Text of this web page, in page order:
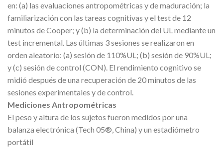
en: (a) las evaluaciones antropométricas y de maduración; la
familiarización con las tareas cognitivas y el test de 12
minutos de Cooper; y (b) la determinación del UL mediante un
test incremental. Las últimas 3 sesiones se realizaron en
orden aleatorio: (a) sesión de 110%UL; (b) sesión de 90%UL;
y (c) sesión de control (CON). El rendimiento cognitivo se
midió después de una recuperación de 20 minutos de las
sesiones experimentales y de control.
Mediciones Antropométricas
El peso y altura de los sujetos fueron medidos por una
balanza electrónica (Tech 05®, China) y un estadiómetro
portátil